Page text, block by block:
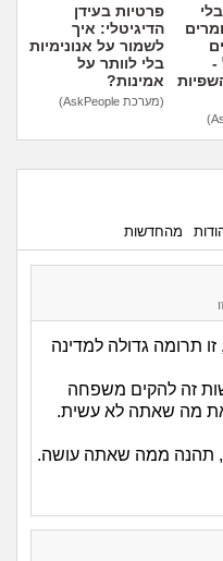
-
פרטיות בעידן
הדיגיטלי: איך
לשמור על אנונימיות
בלי לוותר על
אמינות?
(מערכת AskPeople)
מהחדשות
תרומה גדולה למדינה
זה להקים משפחה
מה שאתה לא עשית.
תהנה ממה שאתה עושה.